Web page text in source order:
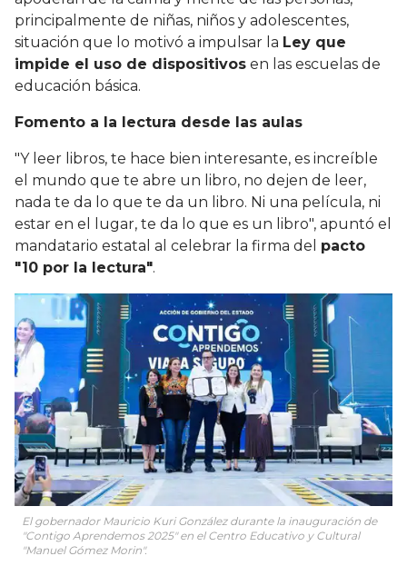
principalmente de niñas, niños y adolescentes,
situación que lo motivó a impulsar la Ley que
impide el uso de dispositivos en las escuelas de
educación básica.
Fomento a la lectura desde las aulas
"Y leer libros, te hace bien interesante, es increíble
el mundo que te abre un libro, no dejen de leer,
nada te da lo que te da un libro. Ni una película, ni
estar en el lugar, te da lo que es un libro", apuntó el
mandatario estatal al celebrar la firma del pacto
"10 por la lectura".
El gobernador Mauricio Kuri González durante la inauguración de
"Contigo Aprendemos 2025" en el Centro Educativo y Cultural
"Manuel Gómez Morin".